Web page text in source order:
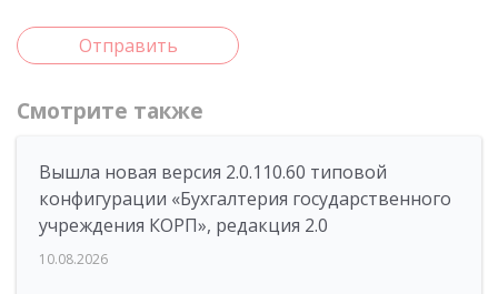
Отправить
Смотрите также
Вышла новая версия 2.0.110.60 типовой
конфигурации «Бухгалтерия государственного
учреждения КОРП», редакция 2.0
10.08.2026